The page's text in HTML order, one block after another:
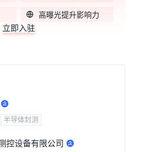
高曝光提升影响力
立即入驻
半导体封测
控设备有限公司